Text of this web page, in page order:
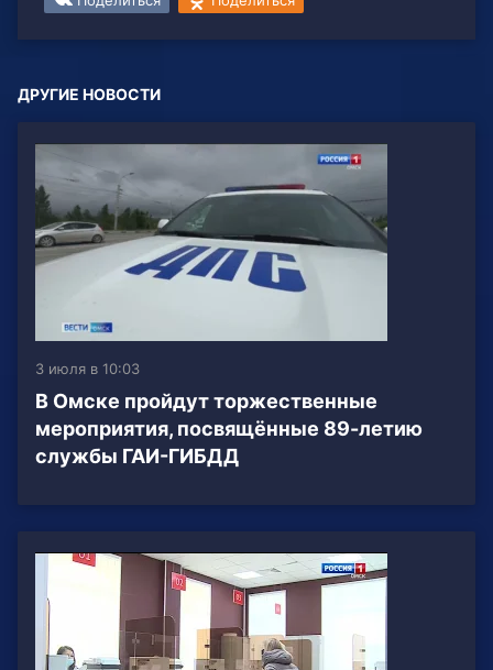
ДРУГИЕ НОВОСТИ
3 июля в 10:03
В Омске пройдут торжественные
мероприятия, посвящённые 89-летию
службы ГАИ-ГИБДД